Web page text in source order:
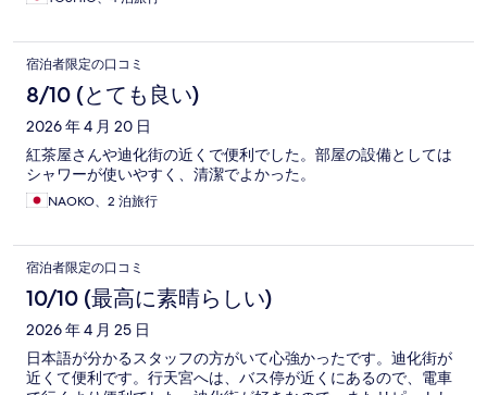
宿泊者限定の口コミ
8/10 (とても良い)
2026 年 4 月 20 日
紅茶屋さんや迪化街の近くで便利でした。部屋の設備としては
シャワーが使いやすく、清潔でよかった。
NAOKO、2 泊旅行
宿泊者限定の口コミ
10/10 (最高に素晴らしい)
2026 年 4 月 25 日
日本語が分かるスタッフの方がいて心強かったです。迪化街が
近くて便利です。行天宮へは、バス停が近くにあるので、電車